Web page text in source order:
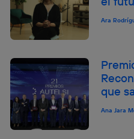
Ara
que
Ana Jara